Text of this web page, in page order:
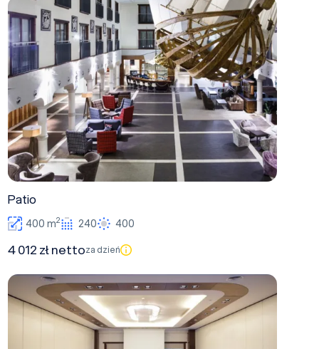
Patio
400 m2 240 400
4 012 zł nettoza dzień